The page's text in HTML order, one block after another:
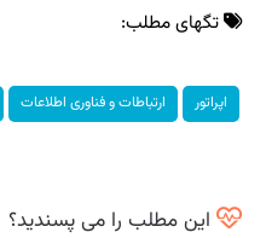
تگهای مطلب:
اپراتور ارتباطات و فناوری اطلاعات
این مطلب را می پسندید؟